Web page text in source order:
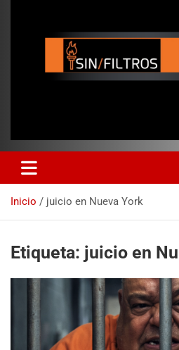
Inicio juicio en Nueva York
Etiqueta: juicio en